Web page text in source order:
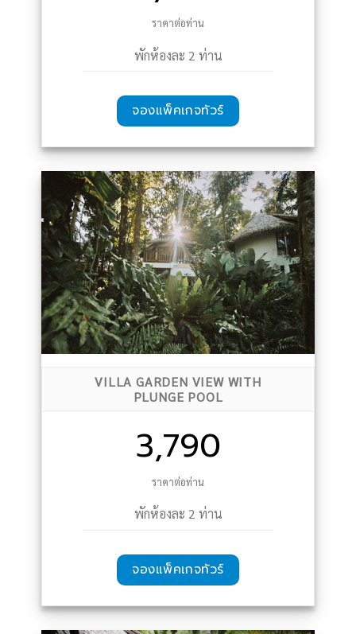
ราคาต่อท่าน
พักห้องละ 2 ท่าน
จองแพ็คเกจทัวร์
VILLA GARDEN VIEW WITH
PLUNGE POOL
3,790
ราคาต่อท่าน
พักห้องละ 2 ท่าน
จองแพ็คเกจทัวร์